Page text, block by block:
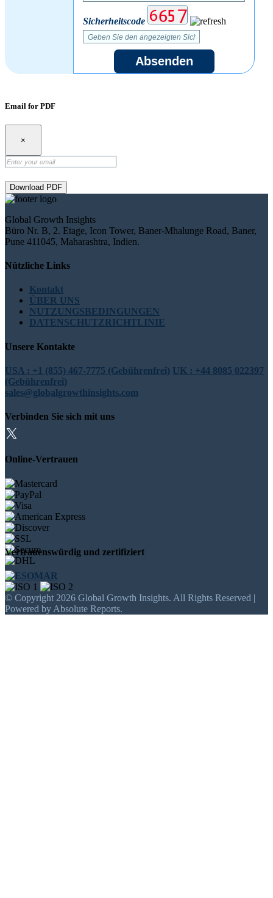
Sicherheitscode
Absenden
Email for PDF
×
Download PDF
Global Growth Insights
Büro Nr. B, 2. Etage, Icon Tower, Baner-Mhalunge Road, Baner,
Pune 411045, Maharashtra, Indien.
Nützliche Links
Kontakt
ÜBER UNS
NUTZUNGSBEDINGUNGEN
DATENSCHUTZRICHTLINIE
Unsere Kontakte
USA : +1 (855) 467-7775 (Gebührenfrei) UK : +44 8085 022397
(Gebührenfrei)
sales@globalgrowthinsights.com
Verbinden Sie sich mit uns
Online-Vertrauen
Vertrauenswürdig und zertifiziert
© Copyright 2026 Global Growth Insights. All Rights Reserved |
Powered by Absolute Reports.